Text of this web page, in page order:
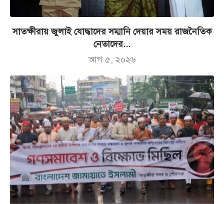
সাতক্ষীরায় জুলাই যোদ্ধাদের সম্মানি দেয়ার সময় রাজনৈতিক
নেতাদের...
আগ ৫, ২০২৬